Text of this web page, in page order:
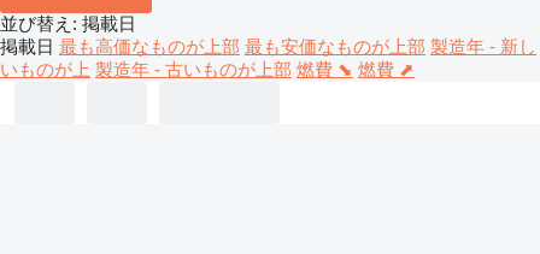
並び替え : 掲載日
掲載日 最も高価なものが上部 最も安価なものが上部 製造年 - 新し
いものが上 製造年 - 古いものが上部 燃費 ⬊ 燃費 ⬈